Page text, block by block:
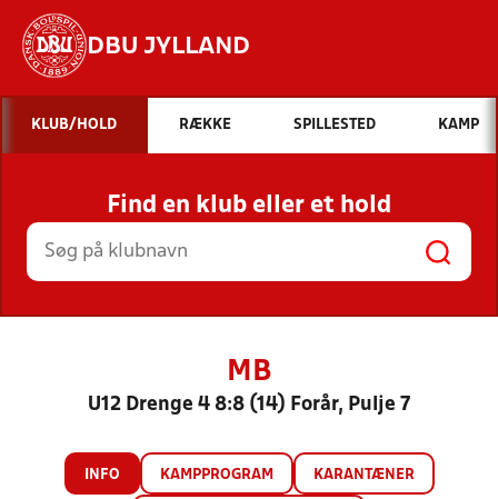
DBU JYLLAND
Hvad vil du søge efter?
INDHOLD OG NYHEDER
STILLINGER, RESULTATER, KLUBBER OG
HOLD
KLUB/HOLD RÆKKE SPILLESTED KAMP
Find en klub eller et hold
MB
U12 Drenge 4 8:8 (14) Forår, Pulje 7
INFO KAMPPROGRAM KARANTÆNER